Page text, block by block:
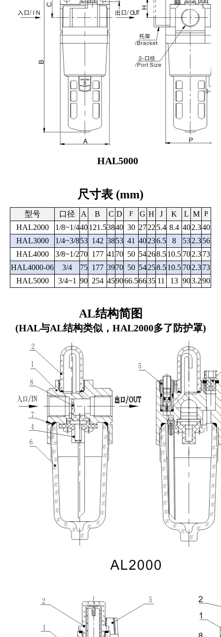
HAL5000
尺寸表 (mm)
型号 口径 A B C D F G H J K L M P
HAL2000 1/8~1/440121.53840 30 2722 5.4 8.4 40 2.340
HAL3000
1/4~3/853 142 3853 41 40236.5 8 53 2.3 56
HAL4000
3/8~1/270 177 41 70 50 54268.5 10.5 70 2.3 73
HAL4000-06
3/4 75 177 3970 50 54258.5 10.5 70 2.3 73
HAL5000
3/4~1 90 254 459066.56635 11 13 903.290
AL结构简图
(HAL与AL结构类似，HAL2000多了防护罩)